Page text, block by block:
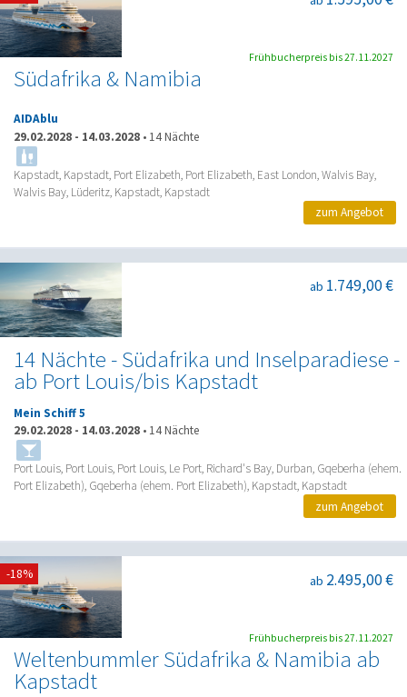
Südafrika & Namibia
AIDAblu
29.02.2028 - 14.03.2028 • 14 Nächte
Kapstadt, Kapstadt, Port Elizabeth, Port Elizabeth, East London, Walvis Bay,
Walvis Bay, Lüderitz, Kapstadt, Kapstadt
Frühbucherpreis bis 27.11.2027
zum Angebot
14 Nächte - Südafrika und Inselparadiese -
ab Port Louis/bis Kapstadt
ab 1.749,00 €
Mein Schiff 5
29.02.2028 - 14.03.2028 • 14 Nächte
Port Louis, Port Louis, Port Louis, Le Port, Richard's Bay, Durban, Gqeberha (ehem.
Port Elizabeth), Gqeberha (ehem. Port Elizabeth), Kapstadt, Kapstadt
zum Angebot
Weltenbummler Südafrika & Namibia ab
Kapstadt
ab 2.495,00 €
-18%
Frühbucherpreis bis 27.11.2027